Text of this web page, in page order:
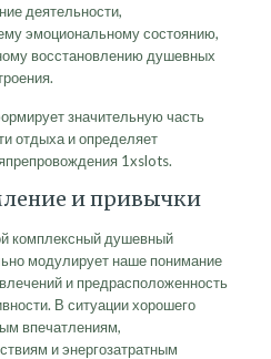
деятельности,
эмоциональному состоянию,
восстановлению душевных
значительную часть
отдыха и определяет
1xslots.
и привычки
комплексный душевный
модулирует наше понимание
и предрасположенность
В ситуации хорошего
впечатлениям,
и энергозатратным